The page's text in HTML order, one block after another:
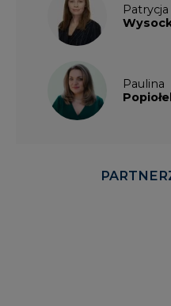
Patrycja
Paulina